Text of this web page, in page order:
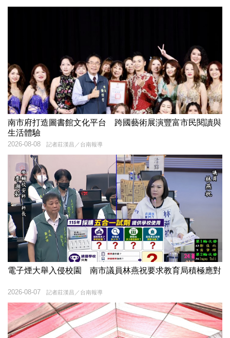
南市府打造圖書館文化平台 跨國藝術展演豐富市民閱讀與
生活體驗
記者莊漢昌／台南報導
2026-08-08
電子煙大舉入侵校園 南市議員林燕祝要求教育局積極應對
記者莊漢昌／台南報導
2026-08-07